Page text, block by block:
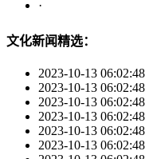
·
文化新闻精选：
2023-10-13 06:02:48
2023-10-13 06:02:48
2023-10-13 06:02:48
2023-10-13 06:02:48
2023-10-13 06:02:48
2023-10-13 06:02:48